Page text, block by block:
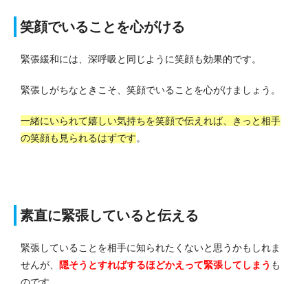
笑顔でいることを心がける
緊張緩和には、深呼吸と同じように笑顔も効果的です。
緊張しがちなときこそ、笑顔でいることを心がけましょう。
一緒にいられて嬉しい気持ちを笑顔で伝えれば、きっと相手
の笑顔も見られるはずです。
素直に緊張していると伝える
緊張していることを相手に知られたくないと思うかもしれま
せんが、
隠そうとすればするほどかえって緊張してしまう も